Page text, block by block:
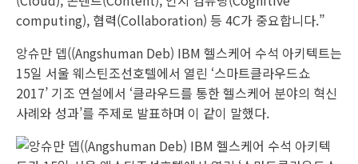
computing), 협력(Collaboration) 등 4C가 중요합니다.”
앙슈만 뎁((Angshuman Deb) IBM 헬스케어 수석 아키텍트는
15일 서울 웨스틴조선호텔에서 열린 ‘스마트클라우드쇼
2017’ 기조 연설에서 ‘클라우드를 통한 헬스케어 분야의 혁신
사례와 성과’를 주제로 발표하며 이 같이 말했다.